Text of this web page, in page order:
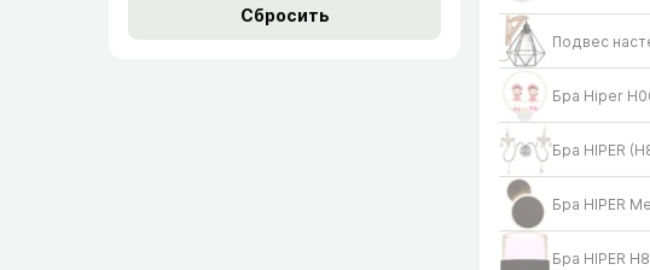
Подвес
Бра Hiper
Бра HIPER
Бра HIPER
Бра HIPER